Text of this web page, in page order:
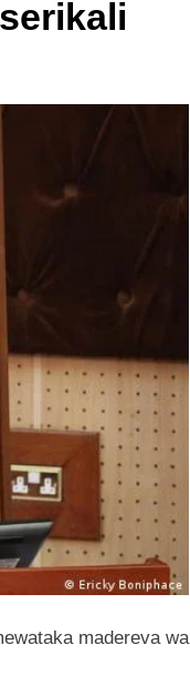
madereva wa